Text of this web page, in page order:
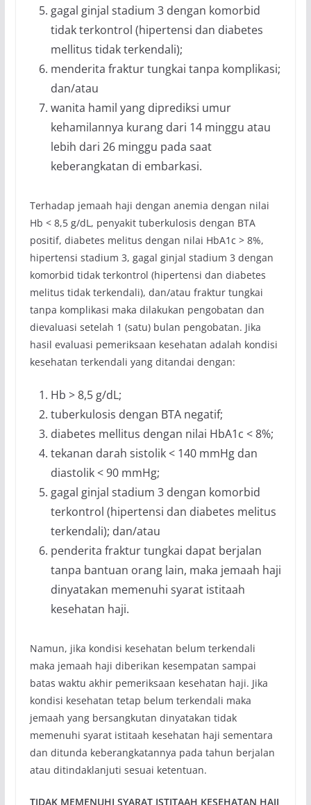
gagal ginjal stadium 3 dengan komorbid
tidak terkontrol (hipertensi dan diabetes
mellitus tidak terkendali);
menderita fraktur tungkai tanpa komplikasi;
dan/atau
wanita hamil yang diprediksi umur
kehamilannya kurang dari 14 minggu atau
lebih dari 26 minggu pada saat
keberangkatan di embarkasi.
Terhadap jemaah haji dengan anemia dengan nilai
Hb < 8,5 g/dL, penyakit tuberkulosis dengan BTA
positif, diabetes melitus dengan nilai HbA1c > 8%,
hipertensi stadium 3, gagal ginjal stadium 3 dengan
komorbid tidak terkontrol (hipertensi dan diabetes
melitus tidak terkendali), dan/atau fraktur tungkai
tanpa komplikasi maka dilakukan pengobatan dan
dievaluasi setelah 1 (satu) bulan pengobatan. Jika
hasil evaluasi pemeriksaan kesehatan adalah kondisi
kesehatan terkendali yang ditandai dengan:
Hb > 8,5 g/dL;
tuberkulosis dengan BTA negatif;
diabetes mellitus dengan nilai HbA1c < 8%;
tekanan darah sistolik < 140 mmHg dan
diastolik < 90 mmHg;
gagal ginjal stadium 3 dengan komorbid
terkontrol (hipertensi dan diabetes melitus
terkendali); dan/atau
penderita fraktur tungkai dapat berjalan
tanpa bantuan orang lain, maka jemaah haji
dinyatakan memenuhi syarat istitaah
kesehatan haji.
Namun, jika kondisi kesehatan belum terkendali
maka jemaah haji diberikan kesempatan sampai
batas waktu akhir pemeriksaan kesehatan haji. Jika
kondisi kesehatan tetap belum terkendali maka
jemaah yang bersangkutan dinyatakan tidak
memenuhi syarat istitaah kesehatan haji sementara
dan ditunda keberangkatannya pada tahun berjalan
atau ditindaklanjuti sesuai ketentuan.
TIDAK MEMENUHI SYARAT ISTITAAH KESEHATAN HAJI